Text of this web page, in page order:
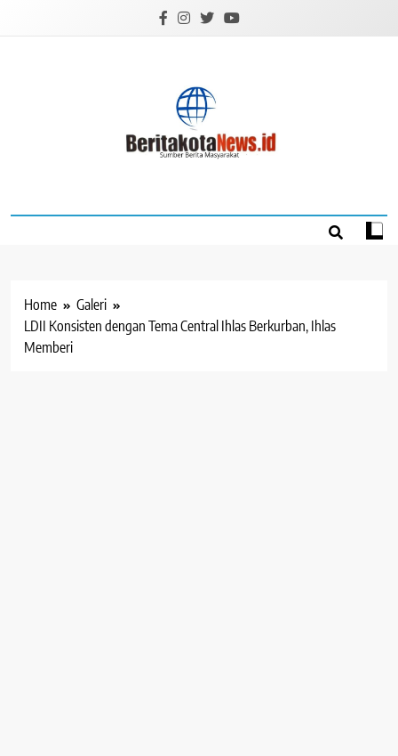
Home
Galeri
LDII Konsisten dengan Tema Central Ihlas Berkurban, Ihlas
Memberi